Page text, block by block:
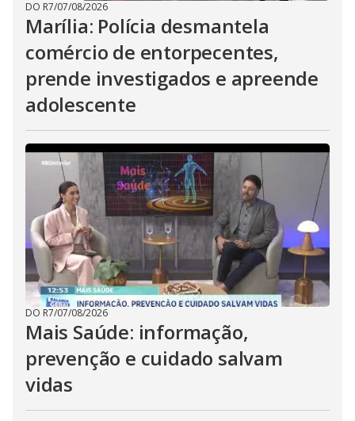
DO R7/07/08/2026
Marília: Polícia desmantela
comércio de entorpecentes,
prende investigados e apreende
adolescente
DO R7/07/08/2026
Mais Saúde: informação,
prevenção e cuidado salvam
vidas